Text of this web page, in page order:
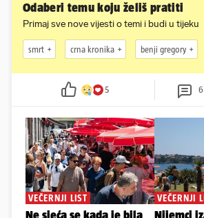
Odaberi temu koju želiš pratiti
Primaj sve nove vijesti o temi i budi u tijeku
smrt crna kronika benji gregory
5 6